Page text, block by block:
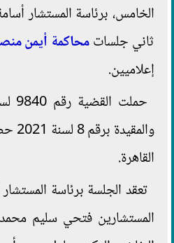
الخامس، برئاسة المستشار
ثاني جلساتمحاكمة أيمن
إعلاميين.
القاهرة.
تعقد الجلسة برئاسة
المستشارين فتحي سليم